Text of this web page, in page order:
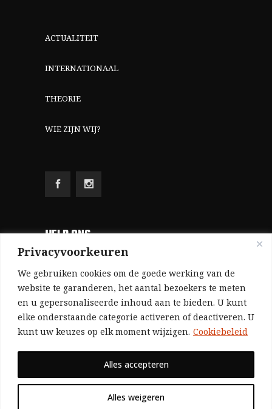
Privacyvoorkeuren
We gebruiken cookies om de goede werking van de
website te garanderen, het aantal bezoekers te meten
en u gepersonaliseerde inhoud aan te bieden. U kunt
elke onderstaande categorie activeren of deactiveren. U
kunt uw keuzes op elk moment wijzigen. Cookiebeleid
Alles weigeren
Alles accepteren
ACTUALITEIT
INTERNATIONAAL
THEORIE
WIE ZIJN WIJ?
HELP ONS
Aangezien we volledig zelf gefinancierd zijn
(zonder subsidies, zonder commerciële
advertenties en zonder rijke sponsors), zijn we
voor de publicatie van ons tijdschrift uitsluitend
afhankelijk van de financiële steun van onze
Bij voorbaat dank voor uw solidariteit.